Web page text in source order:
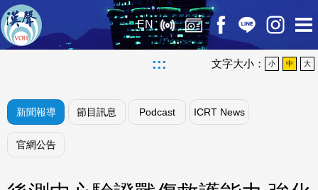
EN
::: 文字大小： 小 中 大
新聞報導 節目訊息 Podcast ICRT News
官網公告